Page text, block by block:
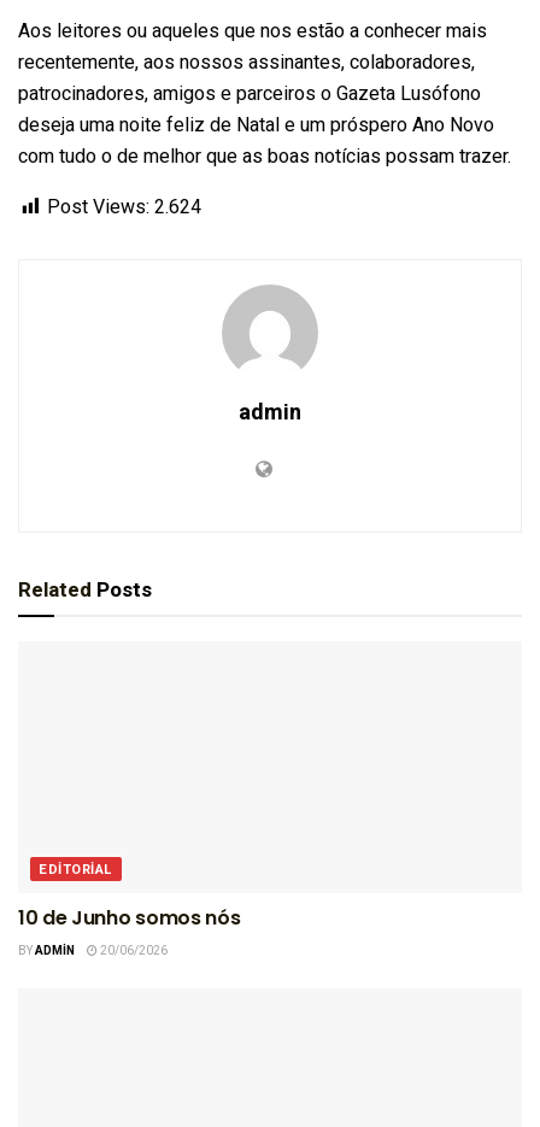
Aos leitores ou aqueles que nos estão a conhecer mais
recentemente, aos nossos assinantes, colaboradores,
patrocinadores, amigos e parceiros o Gazeta Lusófono
deseja uma noite feliz de Natal e um próspero Ano Novo
com tudo o de melhor que as boas notícias possam trazer.
Post Views: 2.624
admin
Related Posts
EDITORIAL
10 de Junho somos nós
BYADMIN 20/06/2026